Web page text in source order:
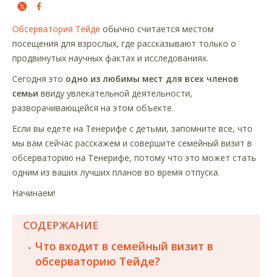
Обсерватория Тейде обычно считается местом
посещения для взрослых, где рассказывают только о
продвинутых научных фактах и исследованиях.
Сегодня это одно из любимы мест для всех членов
семьи ввиду увлекательной деятельности,
разворачивающейся на этом объекте.
Если вы едете на Тенерифе с детьми, запомните все, что
мы вам сейчас расскажем и совершите семейный визит в
обсерваторию на Тенерифе, потому что это может стать
одним из ваших лучших планов во время отпуска.
Начинаем!
СОДЕРЖАНИЕ
Что входит в семейный визит в
обсерваторию Тейде?